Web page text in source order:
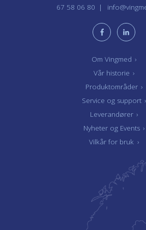
Om Vingmed ›
Vår historie ›
Produktområder ›
Service og support ›
Leverandører ›
Nyheter og Events ›
Vilkår for bruk ›
67 58 06 80